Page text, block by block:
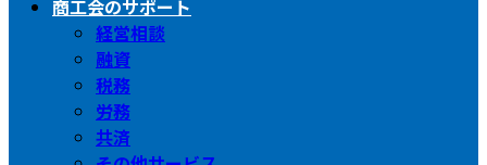
商工会のサポート
経営相談
融資
税務
労務
共済